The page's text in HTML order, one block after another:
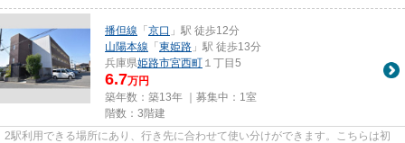
播但線 「京口 」駅 徒歩12分
山陽本線 「東姫路 」駅 徒歩13分
兵庫県姫路市宮西町 １丁目5
6.7万円
築年数：築13年 ｜募集中： 1室
階数：3階建
2駅利用できる場所にあり、行き先に合わせて使い分けができます。こちらは初